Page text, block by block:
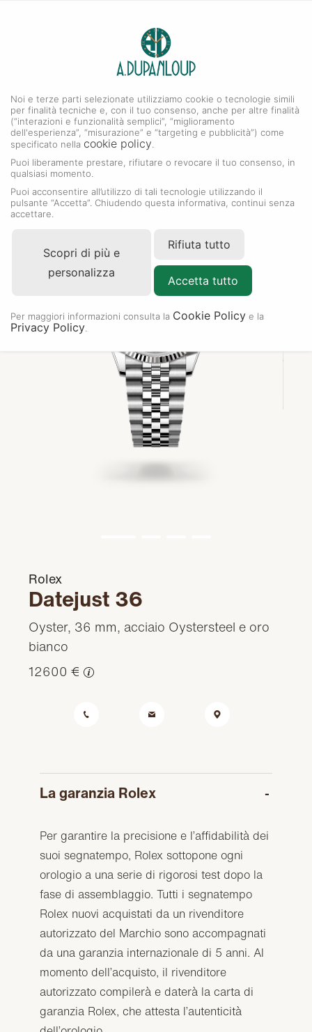
Collezione Datejust
Rolex
Datejust 36
Oyster, 36 mm, acciaio Oystersteel e oro
bianco
12600 €
La garanzia Rolex
Per garantire la precisione e l’affidabilità dei
suoi segnatempo, Rolex sottopone ogni
orologio a una serie di rigorosi test dopo la
fase di assemblaggio. Tutti i segnatempo
Rolex nuovi acquistati da un rivenditore
autorizzato del Marchio sono accompagnati
da una garanzia internazionale di 5 anni. Al
momento dell’acquisto, il rivenditore
autorizzato compilerà e daterà la carta di
garanzia Rolex, che attesta l’autenticità
Noi e terze parti selezionate utilizziamo cookie o tecnologie simili
per finalità tecniche e, con il tuo consenso, anche per altre finalità
(“interazioni e funzionalità semplici”, “miglioramento
dell'esperienza”, “misurazione” e “targeting e pubblicità”) come
specificato nella cookie policy
Puoi liberamente prestare, rifiutare o revocare il tuo consenso, in
qualsiasi momento.
Puoi acconsentire all’utilizzo di tali tecnologie utilizzando il
pulsante “Accetta”. Chiudendo questa informativa, continui senza
accettare.
Scopri di più e
personalizza
Rifiuta tutto
Accetta tutto
Per maggiori informazioni consulta la Cookie Policy e la
Privacy Policy